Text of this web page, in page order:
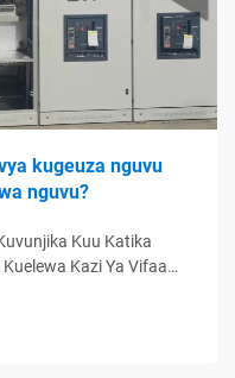
kugeuza nguvu
nguvu?
Kuu Katika
Kazi Ya Vifaa